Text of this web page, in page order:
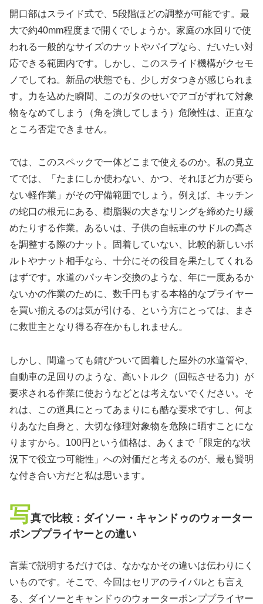
開口部はスライド式で、5段階ほどの調整が可能です。最
大で約40mm程度まで開くでしょうか。家庭の水回りで使
われる一般的なサイズのナットやパイプなら、だいたい対
応できる範囲内です。しかし、このスライド機構がクセモ
ノでしてね。新品の状態でも、少しガタつきが感じられま
す。力を込めた瞬間、このガタのせいでアゴがずれて対象
物をなめてしまう（角を潰してしまう）危険性は、正直な
ところ否定できません。
では、このスペックで一体どこまで使えるのか。私の見立
てでは、「たまにしか使わない、かつ、それほど力が要ら
ない軽作業」がその守備範囲でしょう。例えば、キッチン
の蛇口の根元にある、樹脂製の大きなリングを締めたり緩
めたりする作業。あるいは、子供の自転車のサドルの高さ
を調整する際のナット。固着していない、比較的新しいボ
ルトやナット相手なら、十分にその役目を果たしてくれる
はずです。水道のパッキン交換のような、年に一度あるか
ないかの作業のために、数千円もする本格的なプライヤー
を買い揃えるのは気が引ける、という方にとっては、まさ
に救世主となり得る存在かもしれません。
しかし、間違っても錆びついて固着した屋外の水道管や、
自動車の足回りのような、高いトルク（回転させる力）が
要求される作業に使おうなどとは考えないでください。そ
れは、この道具にとってあまりにも酷な要求ですし、何よ
りあなた自身と、大切な修理対象物を危険に晒すことにな
りますから。100円という価格は、あくまで「限定的な状
況下で役立つ可能性」への対価だと考えるのが、最も賢明
な付き合い方だと私は思います。
写真で比較：ダイソー・キャンドゥのウォーター
ポンププライヤーとの違い
言葉で説明するだけでは、なかなかその違いは伝わりにく
いものです。そこで、今回はセリアのライバルとも言え
る、ダイソーとキャンドゥのウォーターポンププライヤー